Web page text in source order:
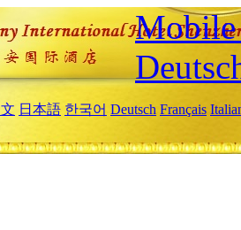
Mobile
日本語 한국어 Deutsch Français